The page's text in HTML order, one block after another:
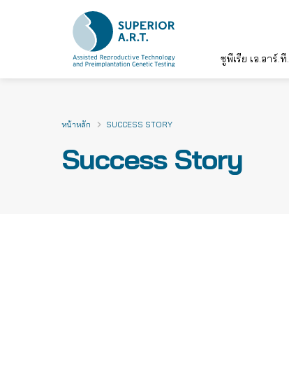
ซูพีเรีย เอ.อาร์.ที.
Success Story
หน้าหลัก SUCCESS STORY